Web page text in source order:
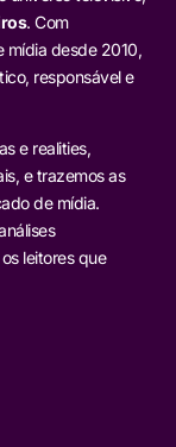
. Com
mídia desde 2010,
responsável e
e realities,
e trazemos as
de mídia.
leitores que